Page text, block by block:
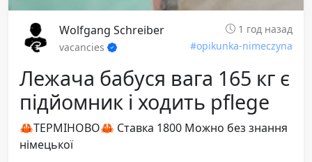
Wolfgang Schreiber
1 год назад
vacancies
#opikunka-nimeczyna
Лежача бабуся вага 165 кг є
підйомник і ходить pflege
🦀ТЕРМІНОВО🦀 Ставка 1800 Можно без знання
німецької